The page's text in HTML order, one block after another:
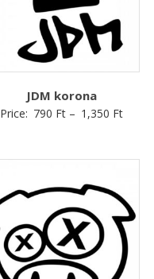
JDM korona
Price: 790 Ft– 1,350 Ft